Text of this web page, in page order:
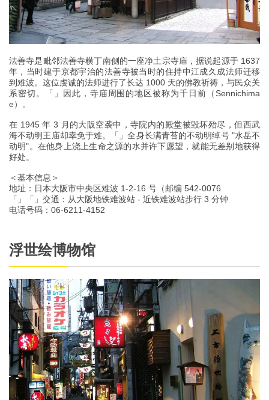
法善寺是毗邻法善寺横丁南侧的一座净土宗寺庙，据说起源于 1637
年，当时建于京都宇治的法善寺被当时的住持中江成久成法师迁移
到难波。这位虔诚的法师进行了长达 1000 天的佛教祈祷，与民众关
系密切。「」因此，寺庙周围的地区被称为千日前（Sennichima
e）。
在 1945 年 3 月的大阪空袭中，寺院内的殿堂被毁坏殆尽，但西武
海不动明王庙却幸免于难。「」全身长满青苔的不动明绰号 "水岳不
动明"。在他身上浇上生命之源的水并许下愿望，就能无差别地获得
好处。
＜基本信息＞
地址：日本大阪市中央区难波 1-2-16 号（邮编 542-0076
「」「」交通：从大阪地铁难波站 - 近铁难波站步行 3 分钟
电话号码：06-6211-4152
浮世绘博物馆